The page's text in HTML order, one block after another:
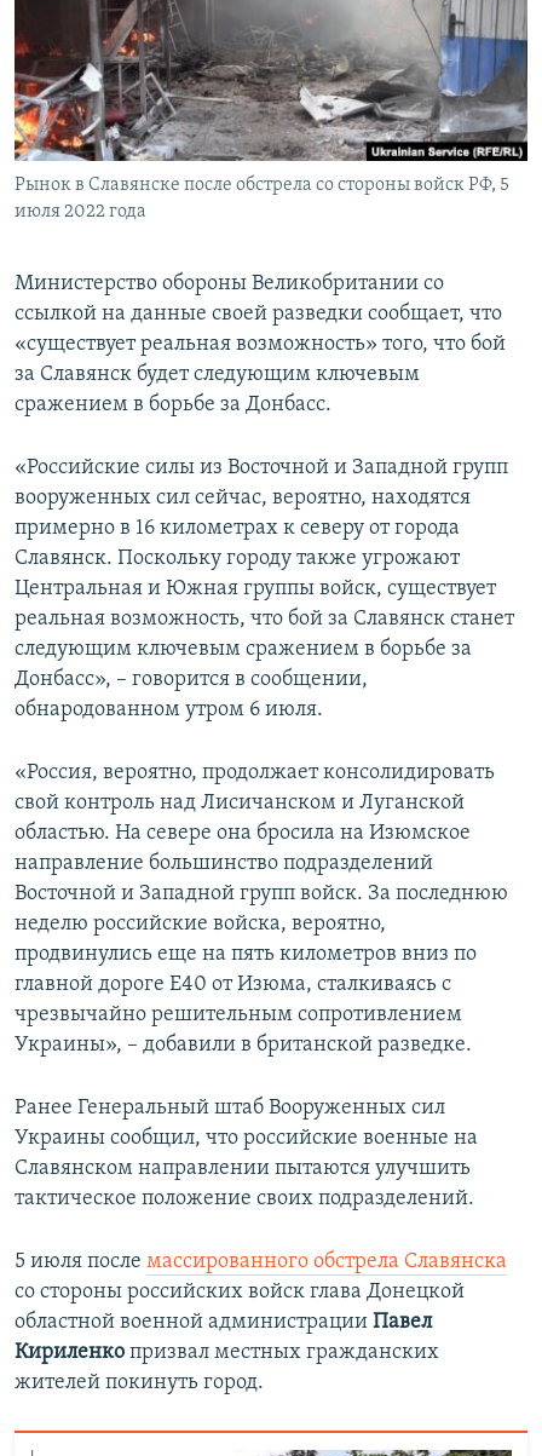
ПОБЕДИТЕЛЕЙ НЕ СУДЯТ?
КРЫМ.НЕПОКОРЕННЫЙ
ELIFBE
УКРАИНСКАЯ ПРОБЛЕМА КРЫМА
ПРИСОЕДИНЯЙТЕСЬ!
Все сайты RFE/RL
Рынок в Славянске после обстрела со стороны войск РФ, 5
июля 2022 года
Министерство обороны Великобритании со
ссылкой на данные своей разведки сообщает, что
«существует реальная возможность» того, что бой
за Славянск будет следующим ключевым
сражением в борьбе за Донбасс.
«Российские силы из Восточной и Западной групп
вооруженных сил сейчас, вероятно, находятся
примерно в 16 километрах к северу от города
Славянск. Поскольку городу также угрожают
Центральная и Южная группы войск, существует
реальная возможность, что бой за Славянск станет
следующим ключевым сражением в борьбе за
Донбасс», – говорится в сообщении,
обнародованном утром 6 июля.
«Россия, вероятно, продолжает консолидировать
свой контроль над Лисичанском и Луганской
областью. На севере она бросила на Изюмское
направление большинство подразделений
Восточной и Западной групп войск. За последнюю
неделю российские войска, вероятно,
продвинулись еще на пять километров вниз по
главной дороге E40 от Изюма, сталкиваясь с
чрезвычайно решительным сопротивлением
Украины», – добавили в британской разведке.
Ранее Генеральный штаб Вооруженных сил
Украины сообщил, что российские военные на
Славянском направлении пытаются улучшить
тактическое положение своих подразделений.
5 июля после массированного обстрела Славянска
со стороны российских войск глава Донецкой
областной военной администрации Павел
Кириленко призвал местных гражданских
жителей покинуть город.